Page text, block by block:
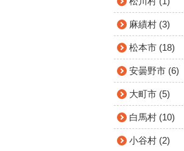
麻績村 (3)
松本市 (18)
安曇野市 (6)
大町市 (5)
白馬村 (10)
小谷村 (2)